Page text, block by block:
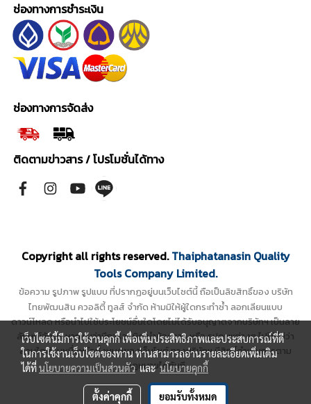
ช่องทางการชำระเงิน
ช่องทางการจัดส่ง
ติดตามข่าวสาร / โปรโมชั่นได้ทาง
Copyright all rights reserved.Thaiphatanasin Quality
Tools Company Limited.
ข้อความ รูปภาพ รูปแบบ ที่ปรากฏอยู่บนเว็บไซต์นี้ ถือเป็นลิขสิทธิ์ของ บริษัท
ไทยพัฒนสิน ควอลิตี้ ทูลส์ จำกัด ห้ามมิให้ผู้ใดกระทำซ้ำ ลอกเลียนแบบ
ดาวน์โหลด หรือนำไปใช้ประโยชน์อื่นใดโดยไม่ได้รับอนุญาตจากบริษัทฯ เป็นลาย
ลักษณ์อักษร หากพบว่ามีการละเมิด นำข้อความ หรือ รูปภาพต่างๆ ไปใช้ไม่ว่า
ส่วนใดส่วนหนึ่งหรือทั้งหมดของเว็บไซต์ ทางบริษัทฯ มีสิทธิ์ดำเนินการตาม
กฎหมายได้ทันที
เว็บไซต์นี้มีการใช้งานคุกกี้ เพื่อเพิ่มประสิทธิภาพและประสบการณ์ที่ดี
ในการใช้งานเว็บไซต์ของท่าน ท่านสามารถอ่านรายละเอียดเพิ่มเติม
ได้ที่นโยบายความเป็นส่วนตัวและนโยบายคุกกี้
ตั้งค่าคุกกี้ ยอมรับทั้งหมด